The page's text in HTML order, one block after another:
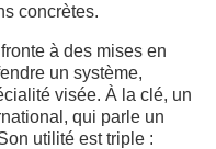
concrètes.
à des mises en
un système,
visée. À la clé, un
qui parle un
utilité est triple :